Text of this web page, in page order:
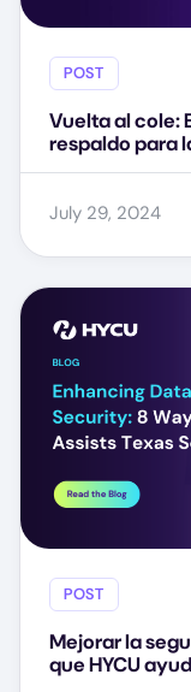
POST
Vuelta al cole:
respaldo para
July 29, 2024
POST
Mejorar la
que HYCU